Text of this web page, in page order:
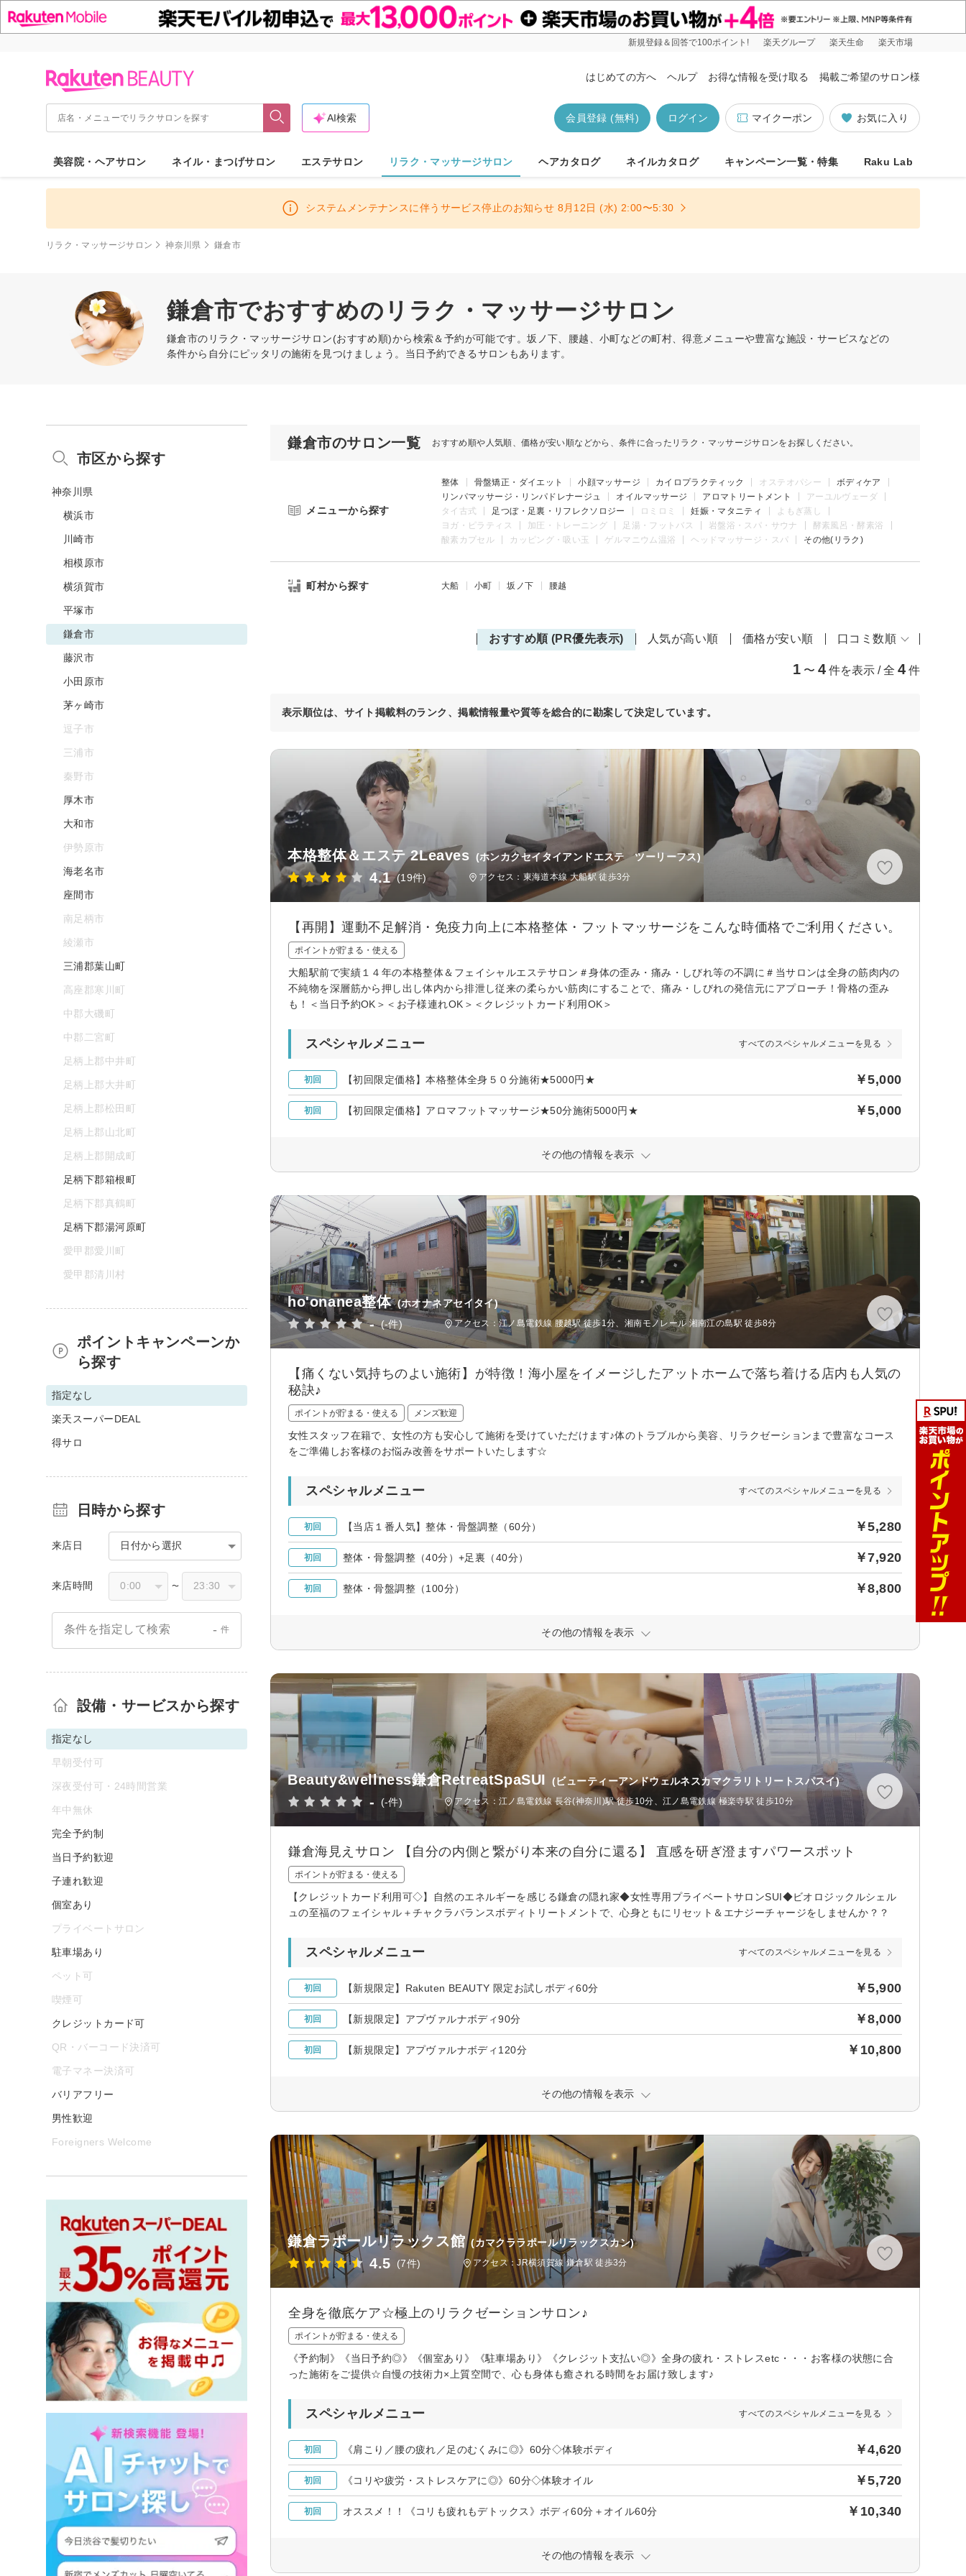
新規登録＆回答で100ポイント! 楽天グループ 楽天生命 楽天市場
はじめての方へ ヘルプ お得な情報を受け取る 掲載ご希望のサロン様
お気に入り
マイクーポン
ログイン
会員登録 (無料)
AI検索
美容院・ヘアサロン ネイル・まつげサロン エステサロン リラク・マッサージサロン ヘアカタログ ネイルカタログ キャンペーン一覧・特集 Raku Lab
システムメンテナンスに伴うサービス停止のお知らせ 8月12日 (水) 2:00〜5:30
リラク・マッサージサロン 神奈川県 鎌倉市
鎌倉市でおすすめのリラク・マッサージサロン
鎌倉市のリラク・マッサージサロン(おすすめ順)から検索＆予約が可能です。坂ノ下、腰越、小町などの町村、得意メニューや豊富な施設・サービスなどの
条件から自分にピッタリの施術を見つけましょう。当日予約できるサロンもあります。
鎌倉市のサロン一覧 おすすめ順や人気順、価格が安い順などから、条件に合ったリラク・マッサージサロンをお探しください。
メニューから探す
整体 骨盤矯正・ダイエット 小顔マッサージ カイロプラクティック オステオパシー
ボディケア
リンパマッサージ・リンパドレナージュ
オイルマッサージ アロマトリートメント
アーユルヴェーダ
タイ古式
足つぼ・足裏・リフレクソロジー ロミロミ 妊娠・マタニティ
よもぎ蒸し
ヨガ・ピラティス
加圧・トレーニング 足湯・フットバス 岩盤浴・スパ・サウナ
酵素風呂・酵素浴
酸素カプセル
カッピング・吸い玉 ゲルマニウム温浴 ヘッドマッサージ・スパ その他(リラク)
町村から探す 大船 小町 坂ノ下 腰越
おすすめ順 (PR優先表示) 人気が高い順 価格が安い順 口コミ数順
1 〜 4 件を表示 / 全 4 件
表示順位は、サイト掲載料のランク、掲載情報量や質等を総合的に勘案して決定しています。
本格整体＆エステ 2Leaves (ホンカクセイタイアンドエステ ツーリーフス)
4.1 (19件) アクセス：東海道本線 大船駅 徒歩3分
【再開】運動不足解消・免疫力向上に本格整体・フットマッサージをこんな時価格でご利用ください。
ポイントが貯まる・使える
大船駅前で実績１４年の本格整体＆フェイシャルエステサロン＃身体の歪み・痛み・しびれ等の不調に＃当サロンは全身の筋肉内の
不純物を深層筋から押し出し体内から排泄し従来の柔らかい筋肉にすることで、痛み・しびれの発信元にアプローチ！骨格の歪み
も！＜当日予約OK＞＜お子様連れOK＞＜クレジットカード利用OK＞
スペシャルメニュー すべてのスペシャルメニューを見る
初回 【初回限定価格】本格整体全身５０分施術★5000円★ ￥5,000
初回 【初回限定価格】アロマフットマッサージ★50分施術5000円★ ￥5,000
その他の情報を表示
ho'onanea整体 (ホオナネアセイタイ)
- (-件) アクセス：江ノ島電鉄線 腰越駅 徒歩1分、湘南モノレール 湘南江の島駅 徒歩8分
【痛くない気持ちのよい施術】が特徴！海小屋をイメージしたアットホームで落ち着ける店内も人気の
秘訣♪
ポイントが貯まる・使える メンズ歓迎
女性スタッフ在籍で、女性の方も安心して施術を受けていただけます♪体のトラブルから美容、リラクゼーションまで豊富なコース
をご準備しお客様のお悩み改善をサポートいたします☆
スペシャルメニュー すべてのスペシャルメニューを見る
初回 【当店１番人気】整体・骨盤調整（60分） ￥5,280
初回 整体・骨盤調整（40分）+足裏（40分） ￥7,920
初回 整体・骨盤調整（100分） ￥8,800
その他の情報を表示
Beauty&wellness鎌倉RetreatSpaSUI (ビューティーアンドウェルネスカマクラリトリートスパスイ)
- (-件) アクセス：江ノ島電鉄線 長谷(神奈川)駅 徒歩10分、江ノ島電鉄線 極楽寺駅 徒歩10分
鎌倉海見えサロン 【自分の内側と繋がり本来の自分に還る】 直感を研ぎ澄ますパワースポット
ポイントが貯まる・使える
【クレジットカード利用可◇】自然のエネルギーを感じる鎌倉の隠れ家◆女性専用プライベートサロンSUI◆ビオロジックルシェル
ュの至福のフェイシャル＋チャクラバランスボディトリートメントで、心身ともにリセット＆エナジーチャージをしませんか？？
スペシャルメニュー すべてのスペシャルメニューを見る
初回 【新規限定】Rakuten BEAUTY 限定お試しボディ60分 ￥5,900
初回 【新規限定】アプヴァルナボディ90分 ￥8,000
初回 【新規限定】アプヴァルナボディ120分 ￥10,800
その他の情報を表示
鎌倉ラポールリラックス館 (カマクララポールリラックスカン)
4.5 (7件) アクセス：JR横須賀線 鎌倉駅 徒歩3分
全身を徹底ケア☆極上のリラクゼーションサロン♪
ポイントが貯まる・使える
《予約制》《当日予約◎》《個室あり》《駐車場あり》《クレジット支払い◎》全身の疲れ・ストレスetc・・・お客様の状態に合
った施術をご提供☆自慢の技術力×上質空間で、心も身体も癒される時間をお届け致します♪
スペシャルメニュー すべてのスペシャルメニューを見る
初回 《肩こり／腰の疲れ／足のむくみに◎》60分◇体験ボディ ￥4,620
初回 《コリや疲労・ストレスケアに◎》60分◇体験オイル ￥5,720
初回 オススメ！！《コリも疲れもデトックス》ボディ60分＋オイル60分 ￥10,340
その他の情報を表示
市区から探す
神奈川県
横浜市
川崎市
相模原市
横須賀市
平塚市
鎌倉市
藤沢市
小田原市
茅ヶ崎市
逗子市
三浦市
秦野市
厚木市
大和市
伊勢原市
海老名市
座間市
南足柄市
綾瀬市
三浦郡葉山町
高座郡寒川町
中郡大磯町
中郡二宮町
足柄上郡中井町
足柄上郡大井町
足柄上郡松田町
足柄上郡山北町
足柄上郡開成町
足柄下郡箱根町
足柄下郡真鶴町
足柄下郡湯河原町
愛甲郡愛川町
愛甲郡清川村
ポイントキャンペーンか
ら探す
指定なし
楽天スーパーDEAL
得サロ
日時から探す
来店日 日付から選択
来店時間 〜
条件を指定して検索 - 件
設備・サービスから探す
指定なし
早朝受付可
深夜受付可・24時間営業
年中無休
完全予約制
当日予約歓迎
子連れ歓迎
個室あり
プライベートサロン
駐車場あり
ペット可
喫煙可
クレジットカード可
QR・バーコード決済可
電子マネー決済可
バリアフリー
男性歓迎
Foreigners Welcome